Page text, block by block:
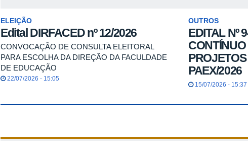
ELEIÇÃO
Edital DIRFACED nº 12/2026
CONVOCAÇÃO DE CONSULTA ELEITORAL
PARA ESCOLHA DA DIREÇÃO DA FACULDADE
DE EDUCAÇÃO
22/07/2026 - 15:05
OUTROS
EDITAL Nº
PAEX/2026
15/07/2026 - 15:37